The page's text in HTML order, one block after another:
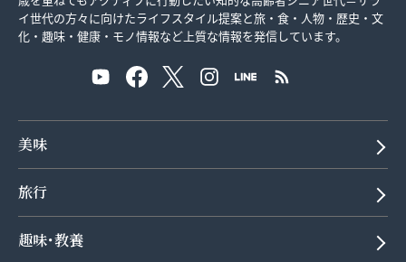
イ世代の方々に向けたライフスタイル提案と旅・食・人物・歴史・文
化・趣味・健康・モノ情報など上質な情報を発信しています。
美味
旅行
趣味･教養